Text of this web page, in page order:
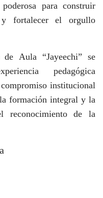
para construir
fortalecer el orgullo
Aula “Jayeechi” se
pedagógica
institucional
formación integral y la
reconocimiento de la